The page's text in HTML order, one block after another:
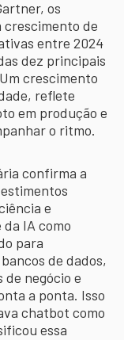
os
de
entre 2024
dez principais
crescimento
reflete
em produção e
o ritmo.
confirma a
e
IA como
para
de dados,
de negócio e
a ponta. Isso
chatbot como
essa